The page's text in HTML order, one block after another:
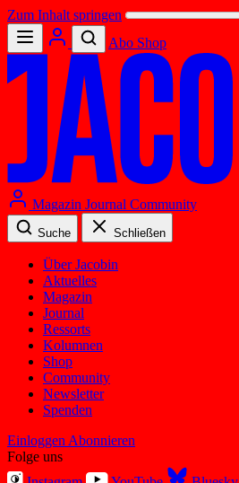
Zum Inhalt springen
Abo Shop
Magazin Journal Community
Suche Schließen
Über Jacobin
Aktuelles
Magazin
Journal
Ressorts
Kolumnen
Shop
Community
Newsletter
Spenden
Einloggen Abonnieren
Folge uns